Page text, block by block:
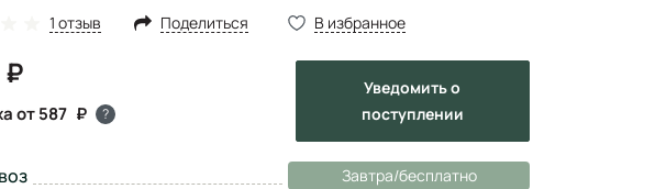
1 отзыв Поделиться В избранное
от 587 ?
Уведомитьо
поступлении
Завтра/бесплатно